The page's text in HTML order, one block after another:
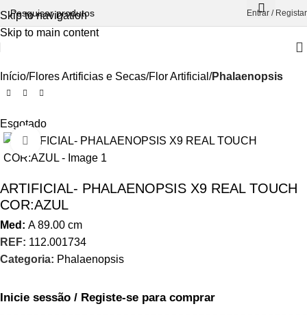
Skip to navigation
Skip to main content
Entrar / Registar
Início Flores Artificias e Secas Flor Artificial Phalaenopsis
Esgotado
Aumentar Imagem
ARTIFICIAL- PHALAENOPSIS X9 REAL TOUCH
COR:AZUL
Med: A89.00 cm
REF: 112.001734
Categoria: Phalaenopsis
Inicie sessão / Registe-se para comprar